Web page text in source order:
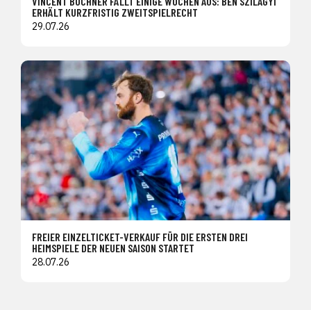
ERHÄLT KURZFRISTIG ZWEITSPIELRECHT
29.07.26
FREIER EINZELTICKET-VERKAUF FÜR DIE ERSTEN DREI
HEIMSPIELE DER NEUEN SAISON STARTET
28.07.26